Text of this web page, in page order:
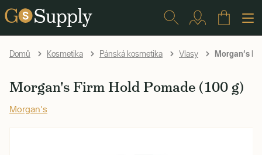
Domů Kosmetika Pánská kosmetika Vlasy Morgan's
Morgan's Firm Hold Pomade (100 g)
Morgan's